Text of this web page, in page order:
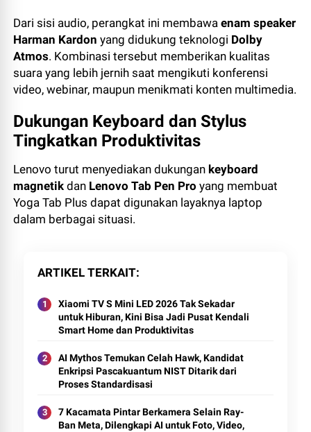
Dari sisi audio, perangkat ini membawaenam speaker
Harman Kardon yang didukung teknologi Dolby
Atmos. Kombinasi tersebut memberikan kualitas
suara yang lebih jernih saat mengikuti konferensi
video, webinar, maupun menikmati konten multimedia.
Dukungan Keyboard dan Stylus
Tingkatkan Produktivitas
Lenovo turut menyediakan dukungan keyboard
magnetik dan Lenovo Tab Pen Pro yang membuat
Yoga Tab Plus dapat digunakan layaknya laptop
dalam berbagai situasi.
ARTIKEL TERKAIT
Xiaomi TV S Mini LED 2026 Tak Sekadar
untuk Hiburan, Kini Bisa Jadi Pusat Kendali
Smart Home dan Produktivitas
AI Mythos Temukan Celah Hawk, Kandidat
Enkripsi Pascakuantum NIST Ditarik dari
Proses Standardisasi
7 Kacamata Pintar Berkamera Selain Ray-
Ban Meta, Dilengkapi AI untuk Foto, Video,